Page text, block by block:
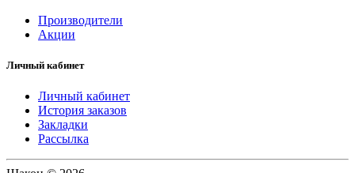
Производители
Акции
Личный кабинет
Личный кабинет
История заказов
Закладки
Рассылка